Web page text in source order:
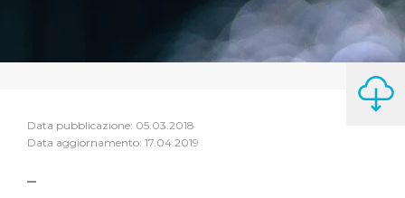
Data pubblicazione: 05.03.2018
Data aggiornamento: 17.04.2019